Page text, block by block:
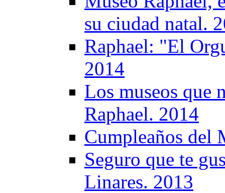
su ciudad natal.
Raphael: "El
2014
Los museos que
Raphael. 2014
Cumpleaños del
Seguro que te
Linares. 2013